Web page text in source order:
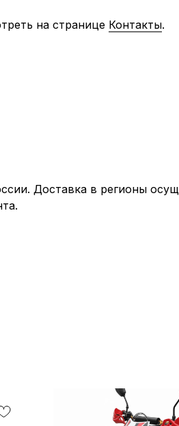
на странице Контакты.
Доставка в регионы